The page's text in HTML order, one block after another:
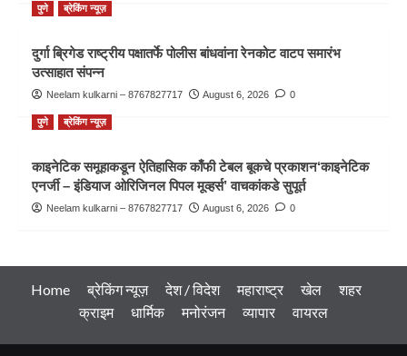
पुणे ब्रेकिंग न्यूज़
दुर्गा ब्रिगेड राष्ट्रीय पक्षातर्फे पोलीस बांधवांना रेनकोट वाटप समारंभ
उत्साहात संपन्न
Neelam kulkarni – 8767827717 August 6, 2026 0
पुणे ब्रेकिंग न्यूज़
काइनेटिक समूहाकडून ऐतिहासिक काँफी टेबल बूकचे प्रकाशन‘काइनेटिक
एनर्जी – इंडियाज ओरिजिनल पिपल मूव्हर्स’ वाचकांकडे सुपूर्त
Neelam kulkarni – 8767827717 August 6, 2026 0
Home ब्रेकिंग न्यूज़ देश / विदेश महाराष्ट्र खेल
शहर
क्राइम
धार्मिक मनोरंजन व्यापार वायरल